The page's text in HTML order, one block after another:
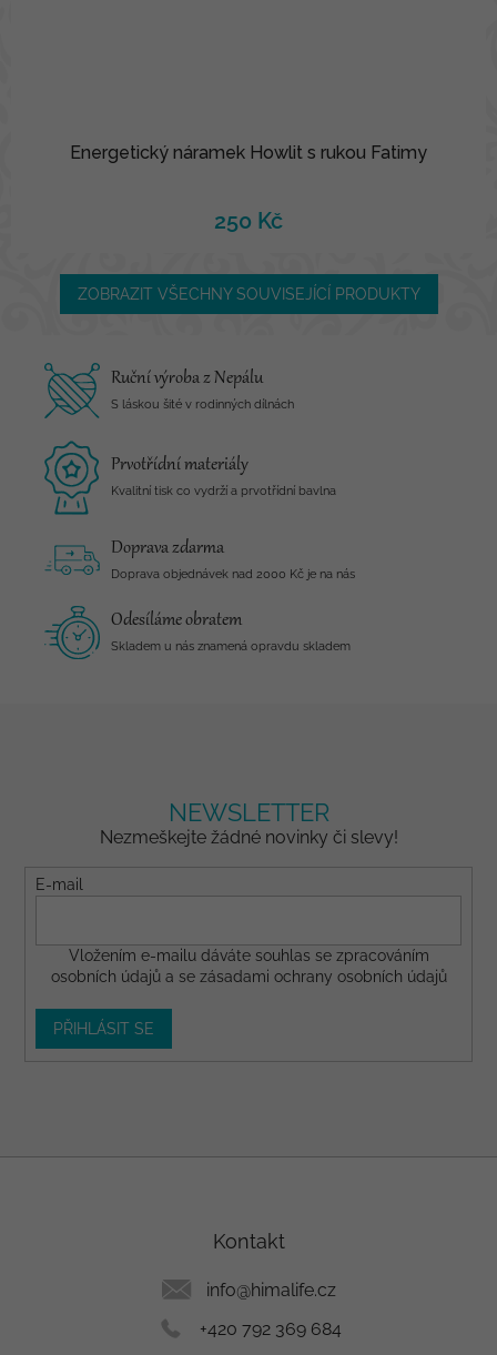
Energetický náramek Howlit s rukou Fatimy
250 Kč
ZOBRAZIT VŠECHNY SOUVISEJÍCÍ PRODUKTY
Ruční výroba z Nepálu
S láskou šité v rodinných dílnách
Prvotřídní materiály
Kvalitní tisk co vydrží a prvotřídní bavlna
Doprava zdarma
Doprava objednávek nad 2000 Kč je na nás
Odesíláme obratem
Skladem u nás znamená opravdu skladem
NEWSLETTER
Nezmeškejte žádné novinky či slevy!
E-mail
Vložením e-mailu dáváte souhlas se zpracováním
osobních údajů a se zásadami ochrany osobních údajů
PŘIHLÁSIT SE
Kontakt
info@himalife.cz
+420 792 369 684